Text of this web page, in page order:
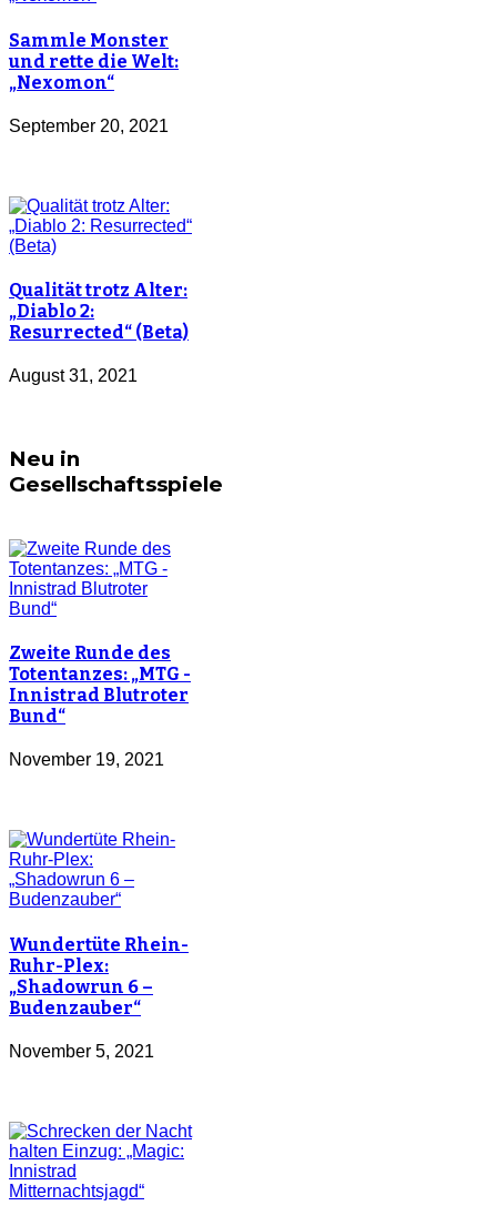
Sammle Monster
und rette die Welt:
„Nexomon“
September 20, 2021
Qualität trotz Alter:
„Diablo 2:
Resurrected“ (Beta)
August 31, 2021
Neu in
Gesellschaftsspiele
Zweite Runde des
Totentanzes: „MTG -
Innistrad Blutroter
Bund“
November 19, 2021
Wundertüte Rhein-
Ruhr-Plex:
„Shadowrun 6 –
Budenzauber“
November 5, 2021